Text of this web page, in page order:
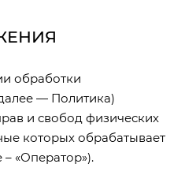
обработки
— Политика)
и свобод физических
которых обрабатывает
– «Оператор»).